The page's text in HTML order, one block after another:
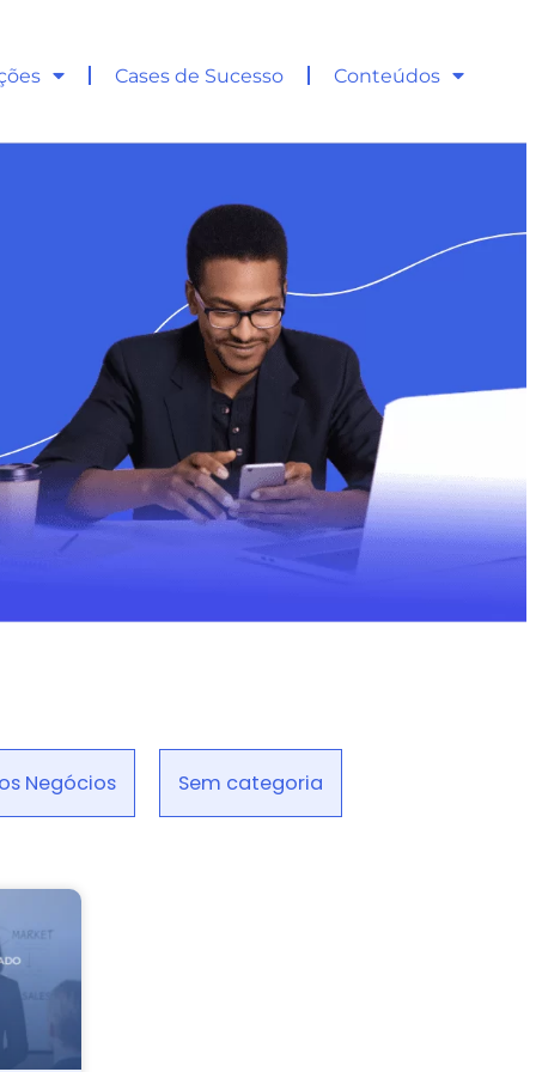
Cases de Sucesso Conteúdos
Negócios Sem categoria